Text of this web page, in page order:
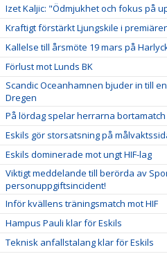
Izet Kaljic: "Ödmjukhet och fokus på
Kraftigt förstärkt Ljungskile i
Kallelse till årsmöte 19 mars på
Förlust mot Lunds BK
Scandic Oceanhamnen bjuder in till
Dregen
På lördag spelar herrarna
Eskils gör storsatsning på
Eskils dominerade mot ungt HIF-lag
Viktigt meddelande till berörda av
personuppgiftsincident!
Inför kvällens träningsmatch mot HIF
Hampus Pauli klar för Eskils
Teknisk anfallstalang klar för Eskils